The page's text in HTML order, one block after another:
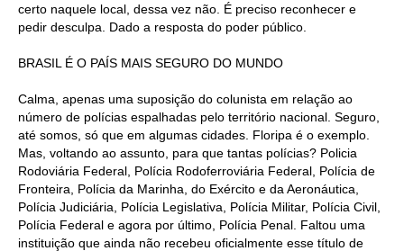
certo naquele local, dessa vez não. É preciso reconhecer e
pedir desculpa. Dado a resposta do poder público.
BRASIL É O PAÍS MAIS SEGURO DO MUNDO
Calma, apenas uma suposição do colunista em relação ao
número de polícias espalhadas pelo território nacional. Seguro,
até somos, só que em algumas cidades. Floripa é o exemplo.
Mas, voltando ao assunto, para que tantas polícias? Policia
Rodoviária Federal, Polícia Rodoferroviária Federal, Polícia de
Fronteira, Polícia da Marinha, do Exército e da Aeronáutica,
Polícia Judiciária, Polícia Legislativa, Polícia Militar, Polícia Civil,
Polícia Federal e agora por último, Polícia Penal. Faltou uma
instituição que ainda não recebeu oficialmente esse título de